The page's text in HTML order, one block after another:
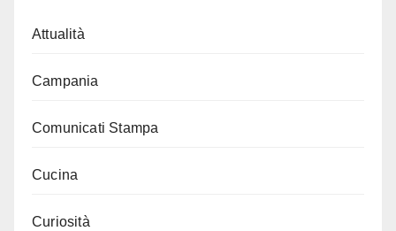
Attualità
Campania
Comunicati Stampa
Cucina
Curiosità